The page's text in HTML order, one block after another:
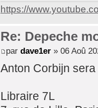
https://
Re: Depeche
par dave1er» 06 Aoû
Anton Corbijn
Libraire 7L